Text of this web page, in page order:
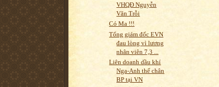
VHQĐ Nguyễn
Văn Trỗi
Có Ma !!!
Tổng giám đốc EVN
đau lòng vì lương
nhân viên 7,3 ...
Liên doanh dầu khí
Nga-Anh thế chân
BP tại VN